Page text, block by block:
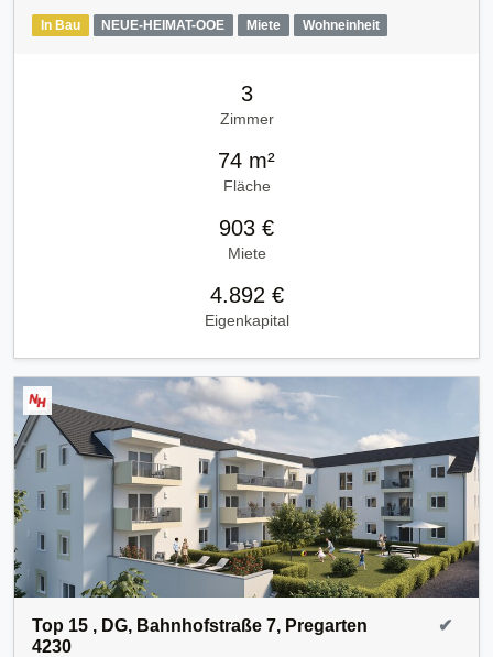
In Bau NEUE-HEIMAT-OOE Miete Wohneinheit
3
Zimmer
74 m²
Fläche
903 €
Miete
4.892 €
Eigenkapital
Top 15 , DG, Bahnhofstraße 7, Pregarten
4230
✔